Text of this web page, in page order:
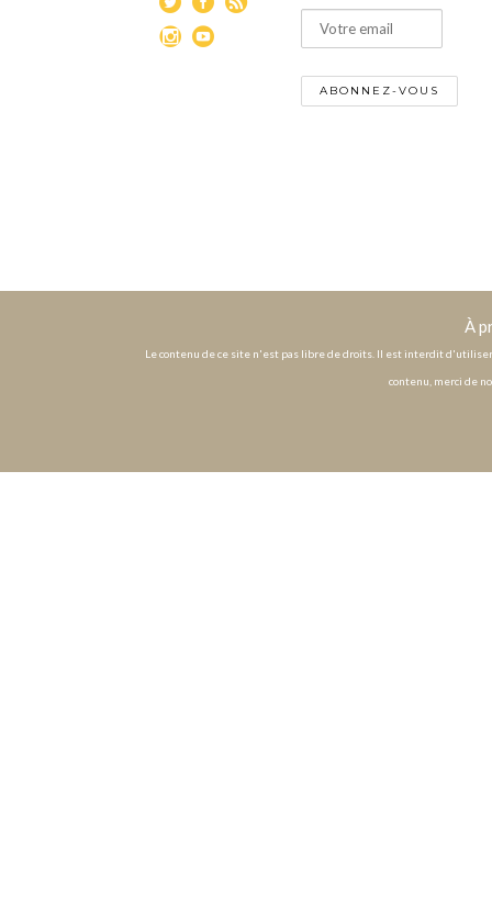
À
Le contenu de ce site n'est pas libre de droits. Il est interdit
contenu, merci de